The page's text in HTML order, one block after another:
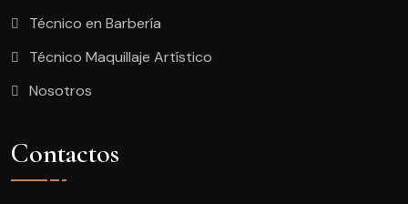
Técnico en Barbería
Técnico Maquillaje Artístico
Nosotros
Contactos